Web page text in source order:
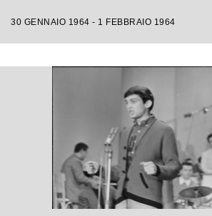
30 GENNAIO 1964 - 1 FEBBRAIO 1964